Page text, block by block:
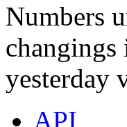
Numbers
yesterday
API